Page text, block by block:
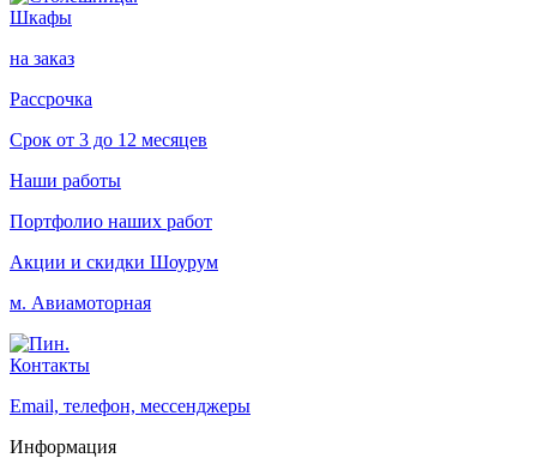
Шкафы
на заказ
Рассрочка
Срок от 3 до 12 месяцев
Наши работы
Портфолио наших работ
Акции и скидки Шоурум
м. Авиамоторная
Контакты
Email, телефон, мессенджеры
Информация